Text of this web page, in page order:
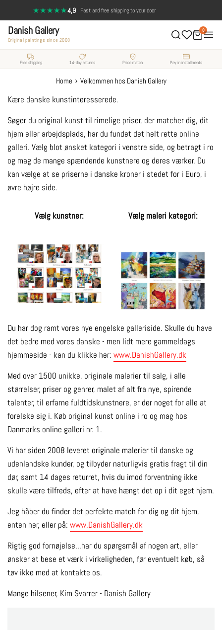
to
content
★★★★★4,9 · Fast and free shipping to your door
Danish Gallery
Original paintings since 2008
0
Free shipping 14-day returns Price match Pay in installments
Home › Velkommen hos Danish Gallery
Kære danske kunstinteresserede.
Søger du original kunst til rimelige priser, der matcher dig, dit
hjem eller arbejdsplads, har du fundet det helt rette online
galleri. Vælg blot ønsket kategori i venstre side, og betragt i ro
og mag de mange spændende kunstnere og deres værker. Du
kan vælge at se priserne i danske kroner i stedet for i Euro, i
øvre højre side.
Vælg kunstner: Vælg maleri kategori:
Du har dog ramt vores nye engelske galleriside. Skulle du have
det bedre med vores danske - men lidt mere gammeldags
hjemmeside - kan du klikke her: www.DanishGallery.dk
Med over 1500 unikke, originale malerier til salg, i alle
størrelser, priser og genrer, malet af alt fra nye, spirende
talenter, til erfarne fuldtidskunstnere, er der noget for alle at
forelske sig i. Køb original kunst online i ro og mag hos
Danmarks online galleri nr. 1.
Vi har siden 2008 leveret originale malerier til danske og
udenlandske kunder, og tilbyder naturligvis gratis fragt til din
dør, samt 14 dages returret, hvis du imod forventning ikke
skulle være tilfreds, efter at have hængt det op i dit eget hjem.
Jeg håber du finder det perfekte match for dig og dit hjem,
enten her, eller på: www.DanishGallery.dk
Rigtig god fornøjelse...har du spørgsmål af nogen art, eller
ønsker at bese et værk i virkeligheden, før eventuelt køb, så
tøv ikke med at kontakte os.
Mange hilsener, Kim Svarrer - Danish Gallery